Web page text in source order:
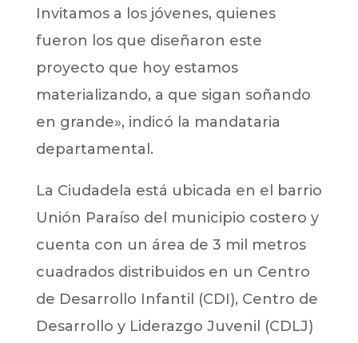
Invitamos a los jóvenes, quienes
fueron los que diseñaron este
proyecto que hoy estamos
materializando, a que sigan soñando
en grande», indicó la mandataria
departamental.
La Ciudadela está ubicada en el barrio
Unión Paraíso del municipio costero y
cuenta con un área de 3 mil metros
cuadrados distribuidos en un Centro
de Desarrollo Infantil (CDI), Centro de
Desarrollo y Liderazgo Juvenil (CDLJ)